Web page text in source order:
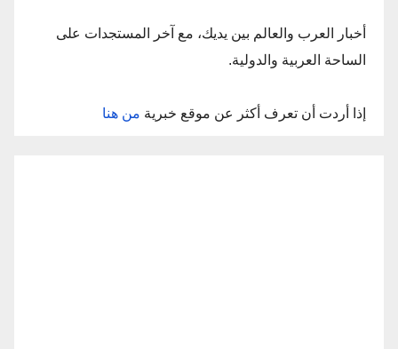
أخبار العرب والعالم بين يديك، مع آخر المستجدات على
الساحة العربية والدولية.
إذا أردت أن تعرف أكثر عن موقع خبرية من هنا